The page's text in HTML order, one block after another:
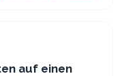
auf einen